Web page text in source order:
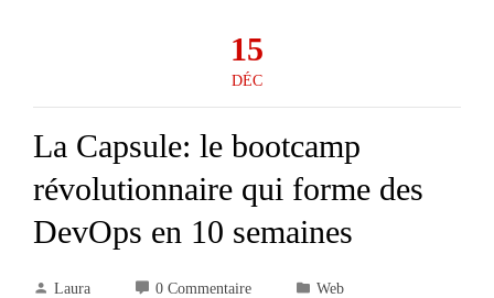
15
DÉC
La Capsule: le bootcamp
révolutionnaire qui forme des
DevOps en 10 semaines
Laura 0 Commentaire Web